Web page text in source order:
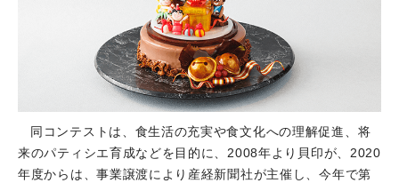
同コンテストは、食生活の充実や食文化への理解促進、将
来のパティシエ育成などを目的に、2008年より貝印が、2020
年度からは、事業譲渡により産経新聞社が主催し、今年で第